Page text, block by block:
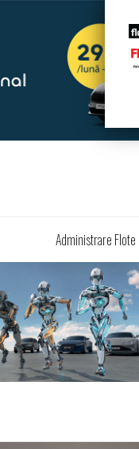
Administrare Flote